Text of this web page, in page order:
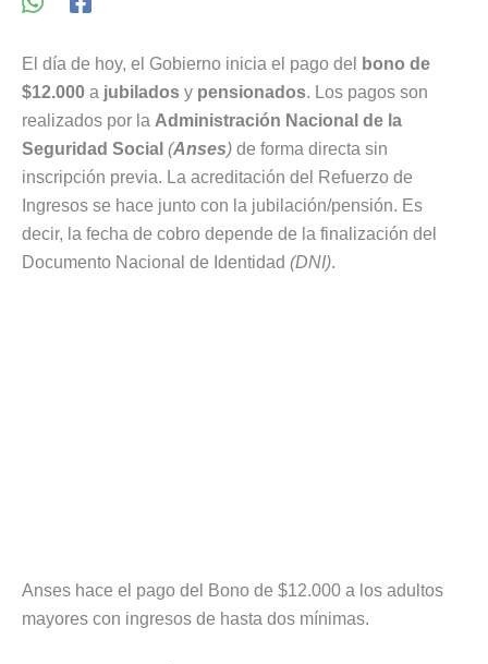
El día de hoy, el Gobierno inicia el pago del
bono de
$12.000 a jubilados y pensionados. Los pagos son
realizados por la Administración Nacional de la
Seguridad Social (Anses) de forma directa sin
inscripción previa. La acreditación del Refuerzo de
Ingresos se hace junto con la jubilación/pensión. Es
decir, la fecha de cobro depende de la finalización del
Documento Nacional de Identidad (DNI).
Anses hace el pago del Bono de $12.000 a los adultos
mayores con ingresos de hasta dos mínimas.